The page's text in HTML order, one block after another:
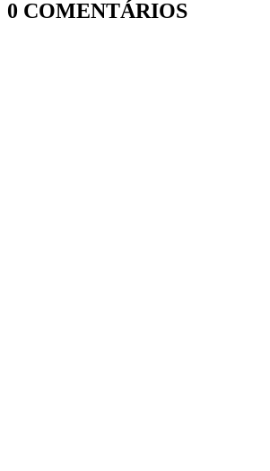
0 COMENTÁRIOS